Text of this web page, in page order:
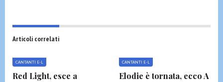
Articoli correlati
CANTANTI E-L
Red Light, esce a
CANTANTI E-L
Elodie è tornata, ecco A